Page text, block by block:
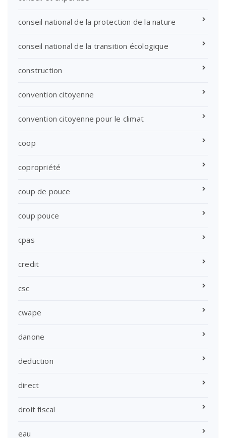
conseil national de la protection de la nature
conseil national de la transition écologique
construction
convention citoyenne
convention citoyenne pour le climat
coop
copropriété
coup de pouce
coup pouce
cpas
credit
csc
cwape
danone
deduction
direct
droit fiscal
eau